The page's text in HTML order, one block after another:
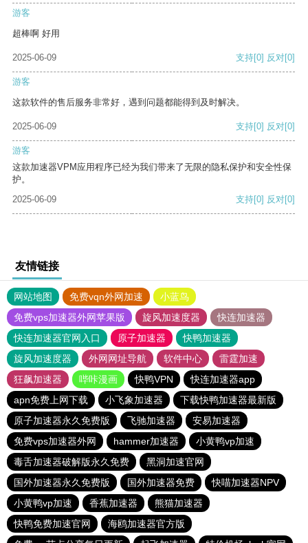
游客
超棒啊 好用
2025-06-09 支持[0] 反对[0]
游客
这款软件的售后服务非常好，遇到问题都能得到及时解决。
2025-06-09 支持[0] 反对[0]
游客
这款加速器VPM应用程序已经为我们带来了无限的隐私保护和安全性保
护。
2025-06-09
支持[0] 反对[0]
友情链接
网站地图 免费vqn外网加速
小蓝鸟
免费vps加速器外网苹果版
旋风加速度器
快连加速器
快连加速器官网入口
原子加速器
快鸭加速器
旋风加速度器
外网网址导航 软件中心
雷霆加速
狂飙加速器
哔咔漫画 快鸭VPN
快连加速器app
apn免费上网下载
小飞象加速器
下载快鸭加速器最新版
原子加速器永久免费版
飞驰加速器
安易加速器
免费vps加速器外网
hammer加速器
小黄鸭vp加速
毒舌加速器破解版永久免费
黑洞加速官网
国外加速器永久免费版
国外加速器免费
快喵加速器NPV
小黄鸭vp加速
香蕉加速器
熊猫加速器
快鸭免费加速官网
海鸥加速器官方版